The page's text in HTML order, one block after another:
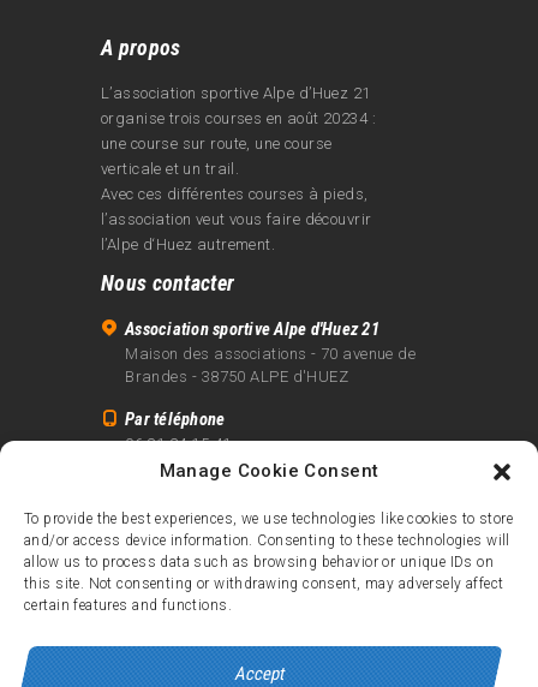
Manage Cookie Consent
To provide the best experiences, we use technologies like cookies to store
and/or access device information. Consenting to these technologies will
allow us to process data such as browsing behavior or unique IDs on
this site. Not consenting or withdrawing consent, may adversely affect
certain features and functions.
Accept
A propos
L’association sportive Alpe d’Huez 21
organise trois courses en août 20234 :
une course sur route, une course
verticale et un trail.
Avec ces différentes courses à pieds,
l’association veut vous faire découvrir
l’Alpe d‘Huez autrement.
Nous contacter
Association sportive Alpe d'Huez 21
Maison des associations - 70 avenue de
Brandes - 38750 ALPE d'HUEZ
Par téléphone
06 81 24 15 41
info@alpe21.fr
Mentions légales
Contact
crédits